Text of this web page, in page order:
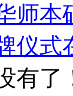
师本
仪
有了